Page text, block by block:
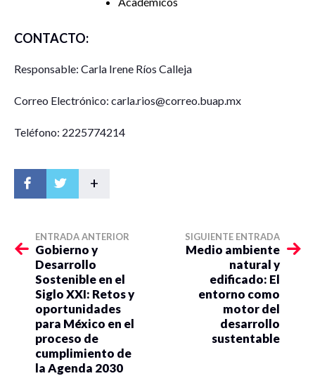
CONTACTO:
Responsable: Carla Irene Ríos Calleja
Correo Electrónico: carla.rios@correo.buap.mx
Teléfono: 2225774214
+
ENTRADA ANTERIOR
Gobierno y
Desarrollo
Sostenible en el
Siglo XXI: Retos y
oportunidades
para México en el
proceso de
cumplimiento de
la Agenda 2030
SIGUIENTE ENTRADA
Medio ambiente
natural y
edificado: El
entorno como
motor del
desarrollo
sustentable